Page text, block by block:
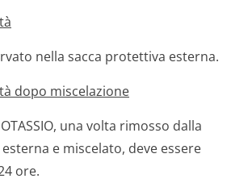
nella sacca protettiva esterna.
dopo miscelazione
una volta rimosso dalla
e miscelato, deve essere
ore.